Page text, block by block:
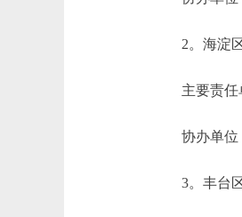
2。海淀区
主要责任
协办单位：
3。丰台区